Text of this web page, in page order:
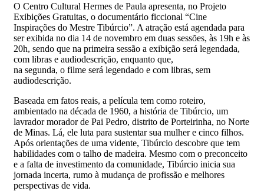
O Centro Cultural Hermes de Paula apresenta, no Projeto
Exibições Gratuitas, o documentário ficcional “Cine
Inspirações do Mestre Tibúrcio”. A atração está agendada para
ser exibida no dia 14 de novembro em duas sessões, às 19h e às
20h, sendo que na primeira sessão a exibição será legendada,
com libras e audiodescrição, enquanto que,
na segunda, o filme será legendado e com libras, sem
audiodescrição.
Baseada em fatos reais, a película tem como roteiro,
ambientado na década de 1960, a história de Tibúrcio, um
lavrador morador de Pai Pedro, distrito de Porteirinha, no Norte
de Minas. Lá, ele luta para sustentar sua mulher e cinco filhos.
Após orientações de uma vidente, Tibúrcio descobre que tem
habilidades com o talho de madeira. Mesmo com o preconceito
e a falta de investimento da comunidade, Tibúrcio inicia sua
jornada incerta, rumo à mudança de profissão e melhores
perspectivas de vida.